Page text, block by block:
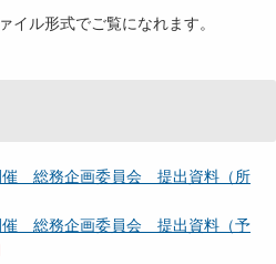
イル形式でご覧になれます。
催 総務企画委員会 提出資料（所
催 総務企画委員会 提出資料（予